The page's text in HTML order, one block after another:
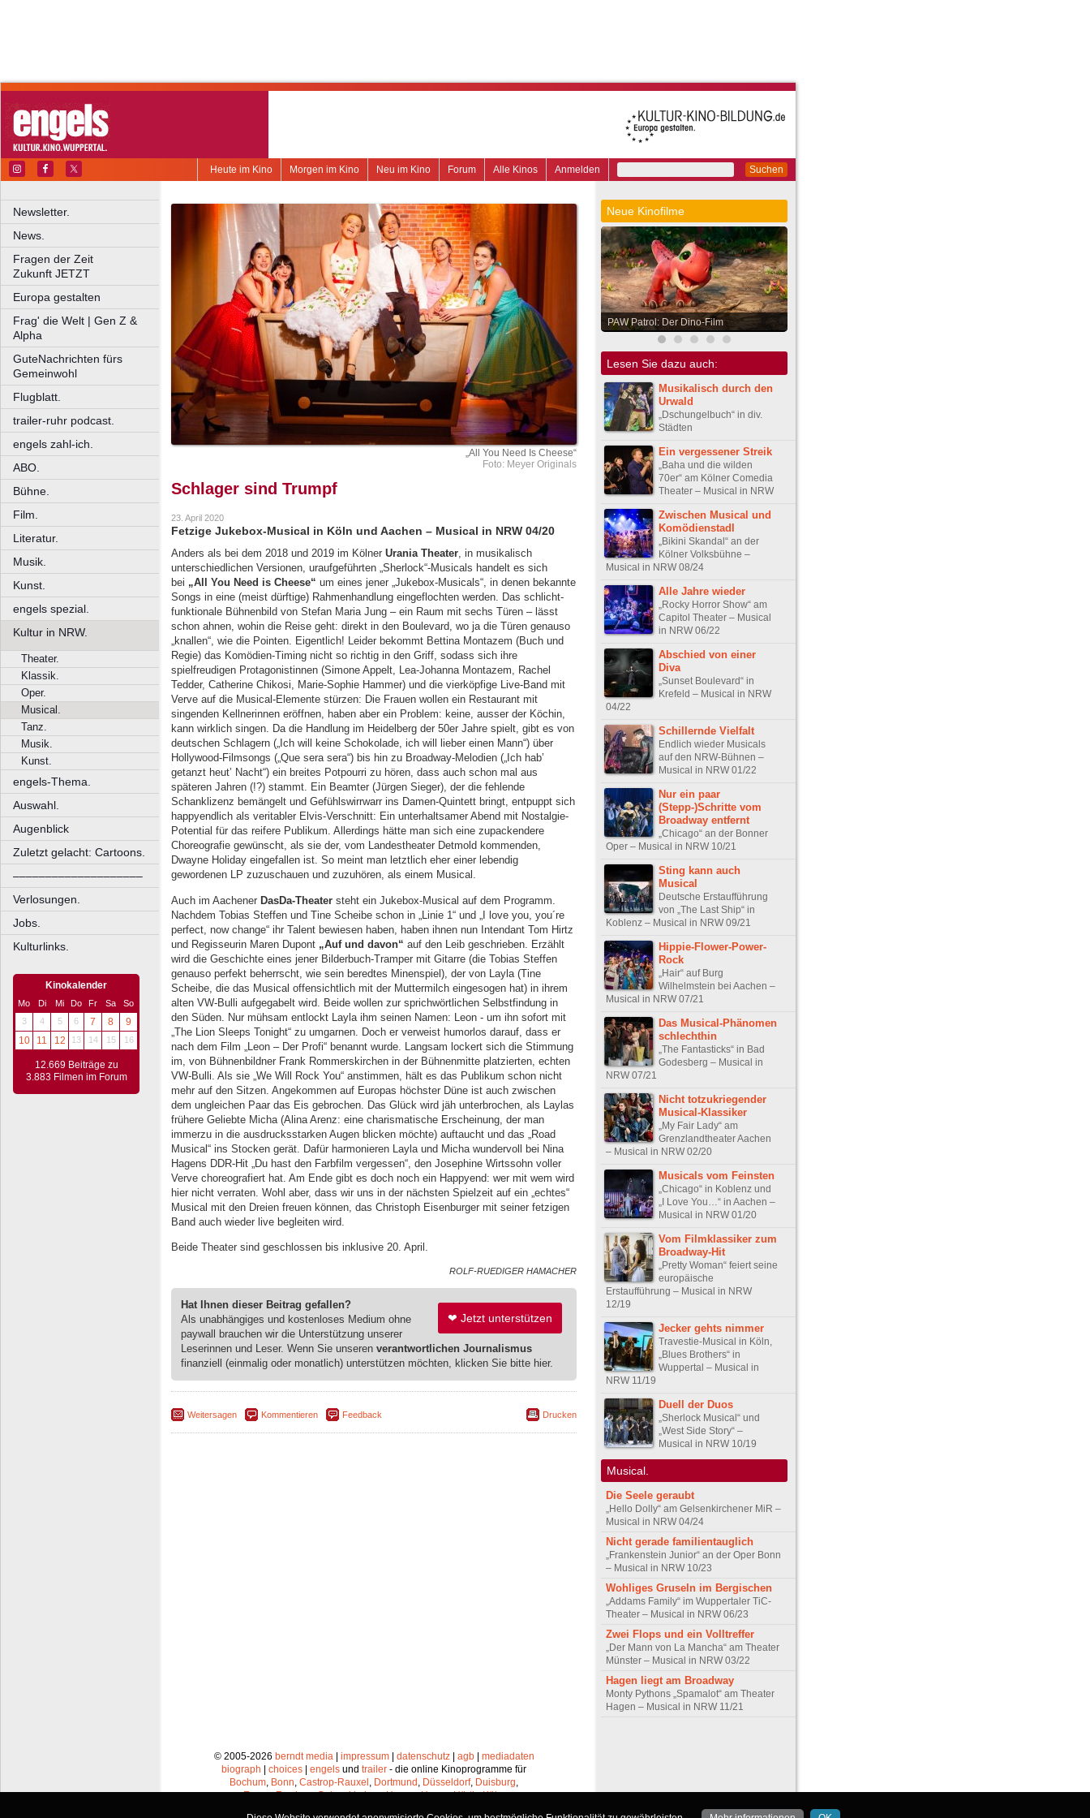
Suchen
Anmelden
Alle Kinos
Forum
Neu im Kino
Morgen im Kino
Heute im Kino
Newsletter.
News.
Fragen der Zeit
Zukunft JETZT
Europa gestalten
Frag' die Welt | Gen Z &
Alpha
GuteNachrichten fürs
Gemeinwohl
Flugblatt.
trailer-ruhr podcast.
engels zahl-ich.
ABO.
Bühne.
Film.
Literatur.
Musik.
Kunst.
engels spezial.
Kultur in NRW.
Theater.
Klassik.
Oper.
Musical.
Tanz.
Musik.
Kunst.
engels-Thema.
Auswahl.
Augenblick
Zuletzt gelacht: Cartoons.
––––––––––––––––––––
Verlosungen.
Jobs.
Kulturlinks.
Kinokalender
Mo Di Mi Do Fr Sa
So
3
4 5 6 7 8
9
10
11 12 13 14 15 16
12.669 Beiträge zu
3.883 Filmen im Forum
„All You Need Is Cheese“
Foto: Meyer Originals
Schlager sind Trumpf
23. April 2020
Fetzige Jukebox-Musical in Köln und Aachen – Musical in NRW 04/20
Anders als bei dem 2018 und 2019 im Kölner Urania Theater, in musikalisch
unterschiedlichen Versionen, uraufgeführten „Sherlock“-Musicals handelt es sich
bei „All You Need is Cheese“ um eines jener „Jukebox-Musicals“, in denen bekannte
Songs in eine (meist dürftige) Rahmenhandlung eingeflochten werden. Das schlicht-
funktionale Bühnenbild von Stefan Maria Jung – ein Raum mit sechs Türen – lässt
schon ahnen, wohin die Reise geht: direkt in den Boulevard, wo ja die Türen genauso
„knallen“, wie die Pointen. Eigentlich! Leider bekommt Bettina Montazem (Buch und
Regie) das Komödien-Timing nicht so richtig in den Griff, sodass sich ihre
spielfreudigen Protagonistinnen (Simone Appelt, Lea-Johanna Montazem, Rachel
Tedder, Catherine Chikosi, Marie-Sophie Hammer) und die vierköpfige Live-Band mit
Verve auf die Musical-Elemente stürzen: Die Frauen wollen ein Restaurant mit
singenden Kellnerinnen eröffnen, haben aber ein Problem: keine, ausser der Köchin,
kann wirklich singen. Da die Handlung im Heidelberg der 50er Jahre spielt, gibt es von
deutschen Schlagern („Ich will keine Schokolade, ich will lieber einen Mann“) über
Hollywood-Filmsongs („Que sera sera“) bis hin zu Broadway-Melodien („Ich hab’
getanzt heut’ Nacht“) ein breites Potpourri zu hören, dass auch schon mal aus
späteren Jahren (!?) stammt. Ein Beamter (Jürgen Sieger), der die fehlende
Schanklizenz bemängelt und Gefühlswirrwarr ins Damen-Quintett bringt, entpuppt sich
happyendlich als veritabler Elvis-Verschnitt: Ein unterhaltsamer Abend mit Nostalgie-
Potential für das reifere Publikum. Allerdings hätte man sich eine zupackendere
Choreografie gewünscht, als sie der, vom Landestheater Detmold kommenden,
Dwayne Holiday eingefallen ist. So meint man letztlich eher einer lebendig
gewordenen LP zuzuschauen und zuzuhören, als einem Musical.
Auch im Aachener DasDa-Theater steht ein Jukebox-Musical auf dem Programm.
Nachdem Tobias Steffen und Tine Scheibe schon in „Linie 1“ und „I love you, you´re
perfect, now change“ ihr Talent bewiesen haben, haben ihnen nun Intendant Tom Hirtz
und Regisseurin Maren Dupont „Auf und davon“ auf den Leib geschrieben. Erzählt
wird die Geschichte eines jener Bilderbuch-Tramper mit Gitarre (die Tobias Steffen
genauso perfekt beherrscht, wie sein beredtes Minenspiel), der von Layla (Tine
Scheibe, die das Musical offensichtlich mit der Muttermilch eingesogen hat) in ihrem
alten VW-Bulli aufgegabelt wird. Beide wollen zur sprichwörtlichen Selbstfindung in
den Süden. Nur mühsam entlockt Layla ihm seinen Namen: Leon - um ihn sofort mit
„The Lion Sleeps Tonight“ zu umgarnen. Doch er verweist humorlos darauf, dass er
nach dem Film „Leon – Der Profi“ benannt wurde. Langsam lockert sich die Stimmung
im, von Bühnenbildner Frank Rommerskirchen in der Bühnenmitte platzierten, echten
VW-Bulli. Als sie „We Will Rock You“ anstimmen, hält es das Publikum schon nicht
mehr auf den Sitzen. Angekommen auf Europas höchster Düne ist auch zwischen
dem ungleichen Paar das Eis gebrochen. Das Glück wird jäh unterbrochen, als Laylas
frühere Geliebte Micha (Alina Arenz: eine charismatische Erscheinung, der man
immerzu in die ausdrucksstarken Augen blicken möchte) auftaucht und das „Road
Musical“ ins Stocken gerät. Dafür harmonieren Layla und Micha wundervoll bei Nina
Hagens DDR-Hit „Du hast den Farbfilm vergessen“, den Josephine Wirtssohn voller
Verve choreografiert hat. Am Ende gibt es doch noch ein Happyend: wer mit wem wird
hier nicht verraten. Wohl aber, dass wir uns in der nächsten Spielzeit auf ein „echtes“
Musical mit den Dreien freuen können, das Christoph Eisenburger mit seiner fetzigen
Band auch wieder live begleiten wird.
Beide Theater sind geschlossen bis inklusive 20. April.
ROLF-RUEDIGER HAMACHER
❤ Jetzt unterstützen
Hat Ihnen dieser Beitrag gefallen?
Als unabhängiges und kostenloses Medium ohne
paywall brauchen wir die Unterstützung unserer
Leserinnen und Leser. Wenn Sie unseren verantwortlichen Journalismus
finanziell (einmalig oder monatlich) unterstützen möchten, klicken Sie bitte hier.
Weitersagen Kommentieren Feedback Drucken
Neue Kinofilme
PAW Patrol: Der Dino-Film
Lesen Sie dazu auch:
Musikalisch durch den
Urwald
„Dschungelbuch“ in div.
Städten
Ein vergessener Streik
„Baha und die wilden
70er“ am Kölner Comedia
Theater – Musical in NRW
Zwischen Musical und
Komödienstadl
„Bikini Skandal“ an der
Kölner Volksbühne –
Musical in NRW 08/24
Alle Jahre wieder
„Rocky Horror Show“ am
Capitol Theater – Musical
in NRW 06/22
Abschied von einer
Diva
„Sunset Boulevard“ in
Krefeld – Musical in NRW
04/22
Schillernde Vielfalt
Endlich wieder Musicals
auf den NRW-Bühnen –
Musical in NRW 01/22
Nur ein paar
(Stepp-)Schritte vom
Broadway entfernt
„Chicago“ an der Bonner
Oper – Musical in NRW 10/21
Sting kann auch
Musical
Deutsche Erstaufführung
von „The Last Ship“ in
Koblenz – Musical in NRW 09/21
Hippie-Flower-Power-
Rock
„Hair“ auf Burg
Wilhelmstein bei Aachen –
Musical in NRW 07/21
Das Musical-Phänomen
schlechthin
„The Fantasticks“ in Bad
Godesberg – Musical in
NRW 07/21
Nicht totzukriegender
Musical-Klassiker
„My Fair Lady“ am
Grenzlandtheater Aachen
– Musical in NRW 02/20
Musicals vom Feinsten
„Chicago“ in Koblenz und
„I Love You…“ in Aachen –
Musical in NRW 01/20
Vom Filmklassiker zum
Broadway-Hit
„Pretty Woman“ feiert seine
europäische
Erstaufführung – Musical in NRW
12/19
Jecker gehts nimmer
Travestie-Musical in Köln,
„Blues Brothers“ in
Wuppertal – Musical in
NRW 11/19
Duell der Duos
„Sherlock Musical“ und
„West Side Story“ –
Musical in NRW 10/19
Musical.
Die Seele geraubt
„Hello Dolly“ am Gelsenkirchener MiR –
Musical in NRW 04/24
Nicht gerade familientauglich
„Frankenstein Junior“ an der Oper Bonn
– Musical in NRW 10/23
Wohliges Gruseln im Bergischen
„Addams Family“ im Wuppertaler TiC-
Theater – Musical in NRW 06/23
Zwei Flops und ein Volltreffer
„Der Mann von La Mancha“ am Theater
Münster – Musical in NRW 03/22
Hagen liegt am Broadway
Monty Pythons „Spamalot“ am Theater
Hagen – Musical in NRW 11/21
© 2005-2026 berndt media| impressum| datenschutz| agb| mediadaten
biograph
choices engels und trailer - die online Kinoprogramme für
Bochum, Bonn, Castrop-Rauxel , Dortmund , Düsseldorf, Duisburg,
Essen,Frechen,Gelsenkirchen,Hagen,Herne,Hürth,Köln,